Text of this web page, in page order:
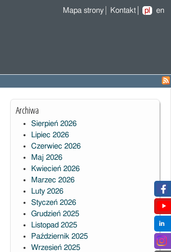
Mapa strony Kontakt pl en
Archiwa
Sierpień 2026
Lipiec 2026
Czerwiec 2026
Maj 2026
Kwiecień 2026
Marzec 2026
Luty 2026
Styczeń 2026
Grudzień 2025
Listopad 2025
Październik 2025
Wrzesień 2025